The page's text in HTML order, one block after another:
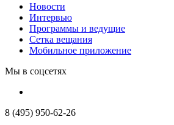
Новости
Интервью
Программы и ведущие
Сетка вещания
Мобильное приложение
Мы в соцсетях
8 (495) 950-62-26